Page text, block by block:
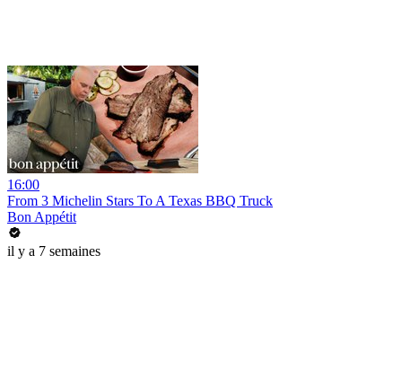
16:00
From 3 Michelin Stars To A Texas BBQ Truck
Bon Appétit
il y a 7 semaines